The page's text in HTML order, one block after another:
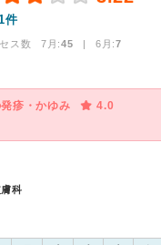
件
ス数 7月:45 | 6月:7
疹・かゆみ
4.0
科